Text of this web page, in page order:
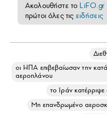
Ακολουθήστε το LiFO.gr
πρώτοι όλες τις ειδήσεις
οι ΗΠΑ επιβεβαίωσαν την
αεροπλάνου
το Ιράν
Μη επανδρωμένο